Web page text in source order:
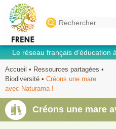
Search
for:
Le réseau français d’éducation
Accueil • Ressources partagées •
Biodiversité • Créons une mare
avec Naturama !
Créons une mare